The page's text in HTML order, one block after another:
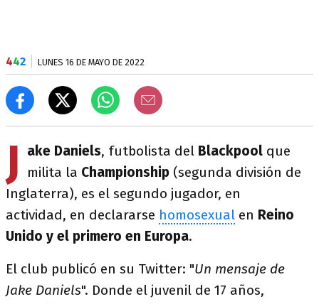
442 LUNES 16 DE MAYO DE 2022
J ake Daniels, futbolista del Blackpool que
milita la Championship (segunda división de
Inglaterra), es el segundo jugador, en
actividad, en declararse homosexual en Reino
Unido y el primero en Europa.
El club publicó en su Twitter: "Un mensaje de
Jake Daniels". Donde el juvenil de 17 años,